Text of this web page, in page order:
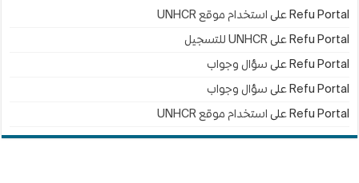
Refu Portal على استخدام موقع UNHCR
Refu Portal علىUNHCR للتسجيل
Refu Portal على سؤال وجواب
Refu Portal على سؤال وجواب
Refu Portal على استخدام موقع UNHCR